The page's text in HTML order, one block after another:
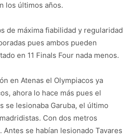
los últimos años.
de máxima fiabilidad y regularidad
pues ambos pueden
en 11 Finals Four nada menos.
en Atenas el Olympiacos ya
ahora lo hace más pues el
se lesionaba Garuba, el último
Con dos metros
se habían lesionado Tavares